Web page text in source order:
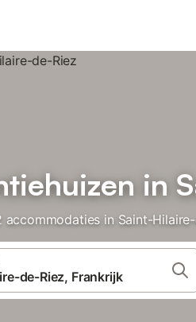
in
accommodaties in Saint-